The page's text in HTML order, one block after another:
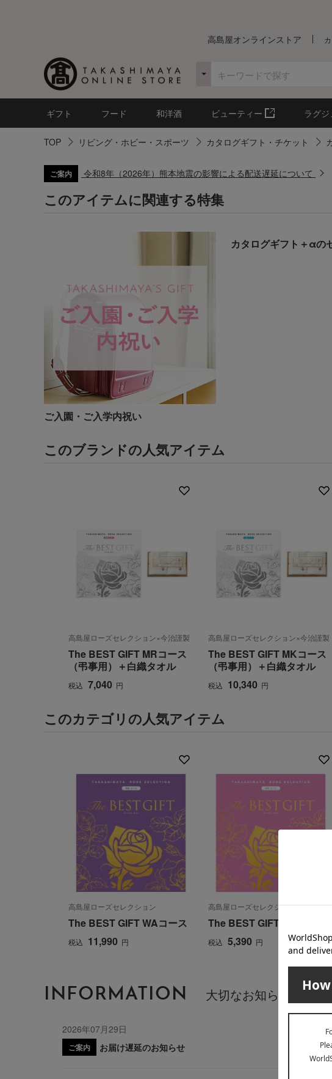
高島屋オンラインストア
ギフト フード 和洋酒 ビューティー ラグ
TOP リビング・ホビー・スポーツ カタログギフト・チケット
ご案内 令和8年（2026年）熊本地震の影響による配送遅延について
このアイテムに関連する特集
ご入園・ご入学内祝い
カタログギフト＋αの
このブランドの人気アイテム
高島屋ローズセレクション×今治謹製
The BEST GIFT MRコース
（弔事用）＋白織タオル
税込 7,040 円
高島屋ローズセレクション×今治謹製
The BEST GIFT MKコース
（弔事用）＋白織タオル
税込 10,340 円
このカテゴリの人気アイテム
高島屋ローズセレクション
The BEST GIFT WAコース
税込 11,990 円
高島屋ローズセレクション
The BEST GIFT WRコース
税込 5,390 円
INFORMATION 大切なお知らせ
2026年07月29日
ご案内 お届け遅延のお知らせ